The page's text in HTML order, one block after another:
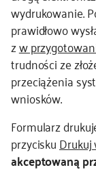
wydrukowanie.
prawidłowo
zw
trudności ze
przeciążenia
wniosków.
Formularz
przyciskuDrukuj
akceptowaną